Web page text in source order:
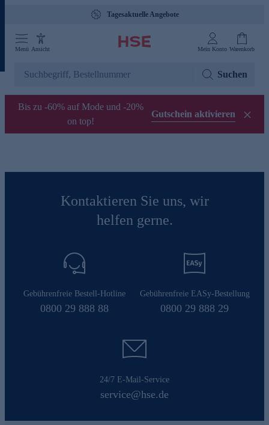
Tagesaktuelle Angebote
Menü Ansicht Mein Konto Warenkorb
Suchen
Bis zu -60% auf Mode und -20%
on top!
Gutschein aktivieren
Kontaktieren Sie uns, wir
helfen gerne.
Gebührenfreie Bestell-Hotline
0800 29 888 88
Gebührenfreie EASy-Bestellung
0800 29 888 29
24/7 E-Mail-Service
service@hse.de